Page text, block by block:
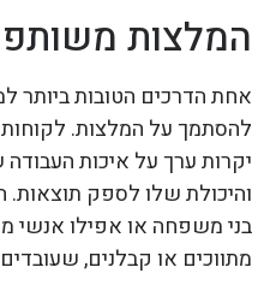
המלצות
אחת הדרכים הטובות ביותר
להסתמך על המלצות. לקוחות
יקרות ערך על איכות העבודה
והיכולת שלו לספק תוצאות.
בני משפחה או אפילו אנשי
מתווכים או קבלנים,